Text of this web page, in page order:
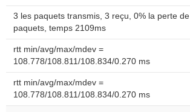
3 les paquets transmis, 3 reçu, 0% la perte de
paquets, temps 2109ms
rtt min/avg/max/mdev =
108.778/108.811/108.834/0.270 ms
rtt min/avg/max/mdev =
108.778/108.811/108.834/0.270 ms